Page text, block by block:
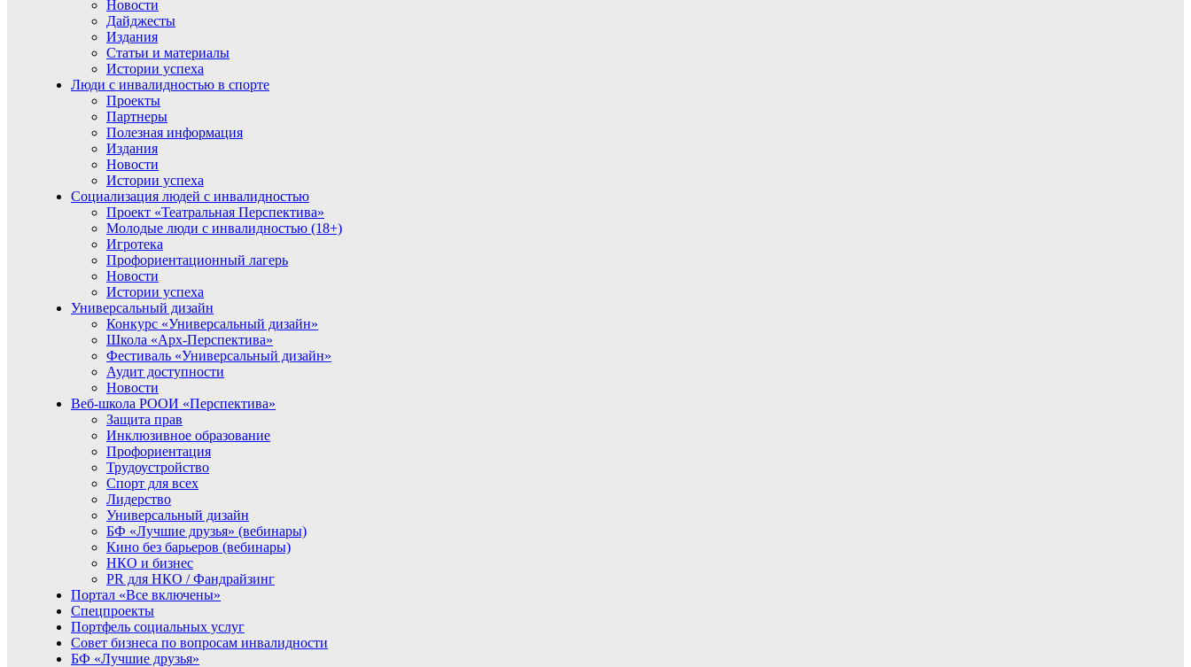
Новости
Дайджесты
Издания
Статьи и материалы
Истории успеха
Люди с инвалидностью в спорте
Проекты
Партнеры
Полезная информация
Издания
Новости
Истории успеха
Социализация людей с инвалидностью
Проект «Театральная Перспектива»
Молодые люди с инвалидностью (18+)
Игротека
Профориентационный лагерь
Новости
Истории успеха
Универсальный дизайн
Конкурс «Универсальный дизайн»
Школа «Арх-Перспектива»
Фестиваль «Универсальный дизайн»
Аудит доступности
Новости
Веб-школа РООИ «Перспектива»
Защита прав
Инклюзивное образование
Профориентация
Трудоустройство
Спорт для всех
Лидерство
Универсальный дизайн
БФ «Лучшие друзья» (вебинары)
Кино без барьеров (вебинары)
НКО и бизнес
PR для НКО / Фандрайзинг
Портал «Все включены»
Спецпроекты
Портфель социальных услуг
Совет бизнеса по вопросам инвалидности
БФ «Лучшие друзья»